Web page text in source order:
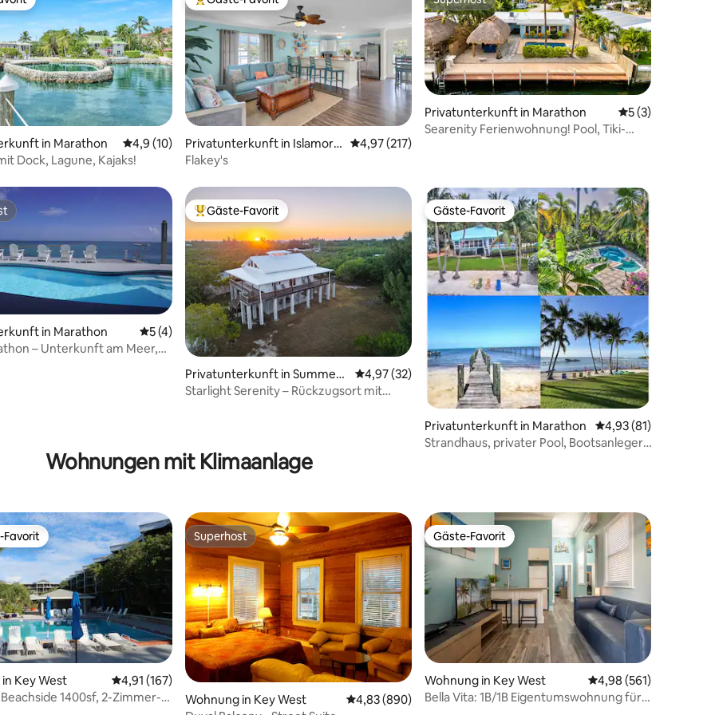
5 von 5, 10 Bewertungen
in Marathon Durchschnittliche Bewertung: 4,9 von 5, 10 Bewertungen
4,9 (10)
Dock, Lagune, Kajaks!
Beliebter Gäste-Favorit.
Privatunterkunft in Islamora
da
Durchschnittliche Bewertung: 4,97 von 5, 217 Bewertungen
4,97 (217)
Flakey's
Superhost
Privatunterkunft in Marathon
5 (3)
Searenity Ferienwohnung! Pool, Tiki-
5 von 5, 78 Bewertungen
in Marathon Durchschnittliche Bewertung: 5 von 5, 4 Bewertungen
5 (4)
– Unterkunft am Meer,
Beliebter Gäste-Favorit.
Gäste-Favorit
Privatunterkunft in Summerl
and Key
Durchschnittliche Bewertung: 4,97 von 5, 32 Bewertungen
4,97 (32)
Starlight Serenity – Rückzugsort mit
Gäste-Favorit
Gäste-Favorit
Privatunterkunft in Marathon Durchschnittliche
4,93 (81)
Strandhaus, privater Pool, Bootsanleger,
Wohnungen mit Klimaanlage
4,88 von 5, 113 Bewertungen
Gäste-Favorit.
Favorit
Key West Durchschnittliche Bewertung: 4,91 von 5, 167 Bewertungen
4,91 (167)
1400sf, 2-Zimmer-
Superhost
Superhost
Wohnung in Key West Durchschnittliche Bewertung: 4,83 von 5, 890 Bewertungen
4,83 (890)
Gäste-Favorit
Gäste-Favorit
Wohnung in Key West Durchschnittliche
4,98 (561)
Bella Vita: 1B/1B Eigentumswohnung für